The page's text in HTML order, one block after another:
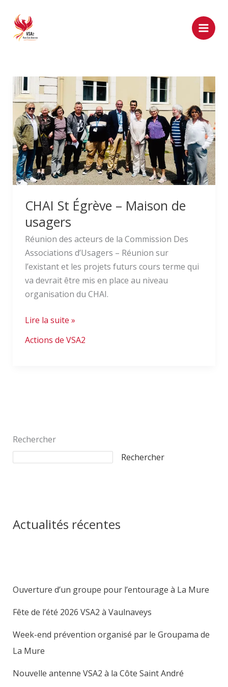
contenu
CHAI St Égrève – Maison de
usagers
Réunion des acteurs de la Commission Des
Associations d’Usagers – Réunion sur
l’existant et les projets futurs cours terme qui
va devrait être mis en place au niveau
organisation du CHAI.
CHAI
St
Égrève
–
Maison
de
usagers
Lire la suite »
Actions de VSA2
Rechercher
Rechercher
Actualités récentes
Ouverture d’un groupe pour l’entourage à La Mure
Fête de l’été 2026 VSA2 à Vaulnaveys
Week-end prévention organisé par le Groupama de
La Mure
Nouvelle antenne VSA2 à la Côte Saint André